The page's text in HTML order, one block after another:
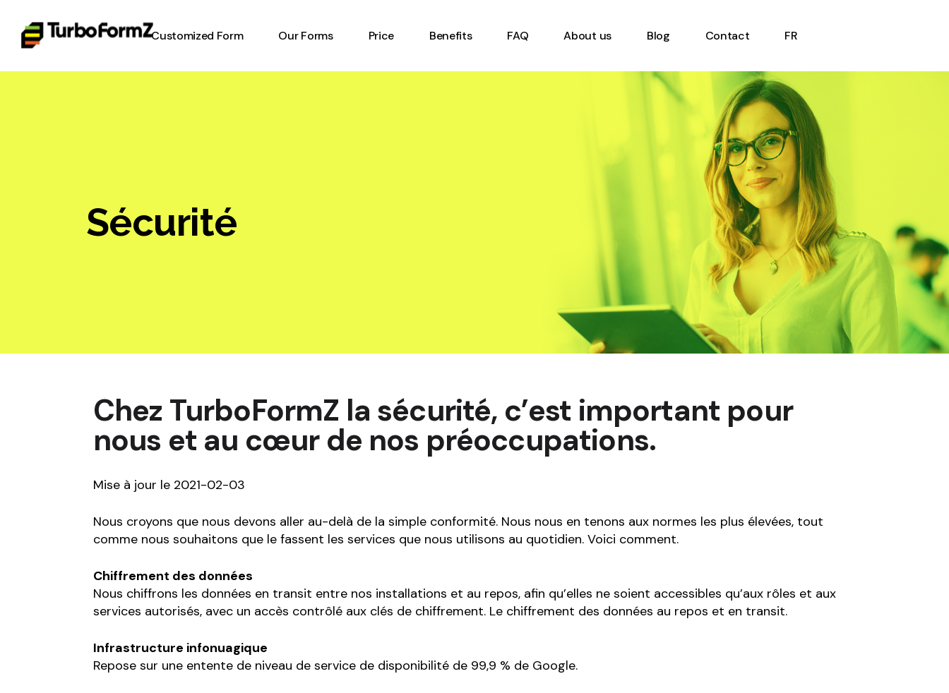
Customized Form Our Forms
Submission Form
Invoice Form
Construction log form
Price Benefits FAQ About us Blog Contact FR
Timesheet Form
Invoice Form
Liability Release Form
Sécurité
Chez TurboFormZ la sécurité, c’est important pour
nous et au cœur de nos préoccupations.
Mise à jour le 2021-02-03
Nous croyons que nous devons aller au-delà de la simple conformité. Nous nous en tenons aux normes les plus élevées, tout
comme nous souhaitons que le fassent les services que nous utilisons au quotidien. Voici comment.
Chiffrement des données
Nous chiffrons les données en transit entre nos installations et au repos, afin qu’elles ne soient accessibles qu’aux rôles et aux
services autorisés, avec un accès contrôlé aux clés de chiffrement. Le chiffrement des données au repos et en transit.
Infrastructure infonuagique
Repose sur une entente de niveau de service de disponibilité de 99,9 % de Google.